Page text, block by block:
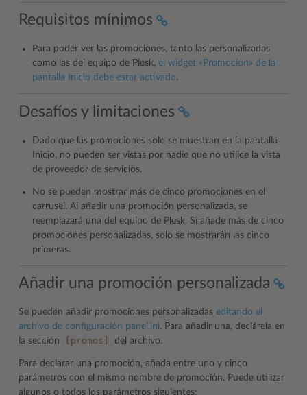
Requisitos mínimos
Para poder ver las promociones, tanto las personalizadas
como las del equipo de Plesk, el widget «Promoción» de la
pantalla Inicio debe estar activado.
Desafíos y limitaciones
Dado que las promociones solo se muestran en la pantalla
Inicio, no pueden ser vistas por nadie que no utilice la vista
de proveedor de servicios.
No se pueden mostrar más de cinco promociones en el
carrusel. Al añadir una promoción personalizada, se
reemplazará una del equipo de Plesk. Si añade más de cinco
promociones personalizadas, solo se mostrarán las cinco
primeras.
Añadir una promoción personalizada
Se pueden añadir promociones personalizadas editando el
archivo de configuración panel.ini. Para añadir una, declárela en
la sección
[promos] del archivo.
Para declarar una promoción, añada entre uno y cinco
parámetros con el mismo nombre de promoción. Puede utilizar
algunos o todos los parámetros siguientes: